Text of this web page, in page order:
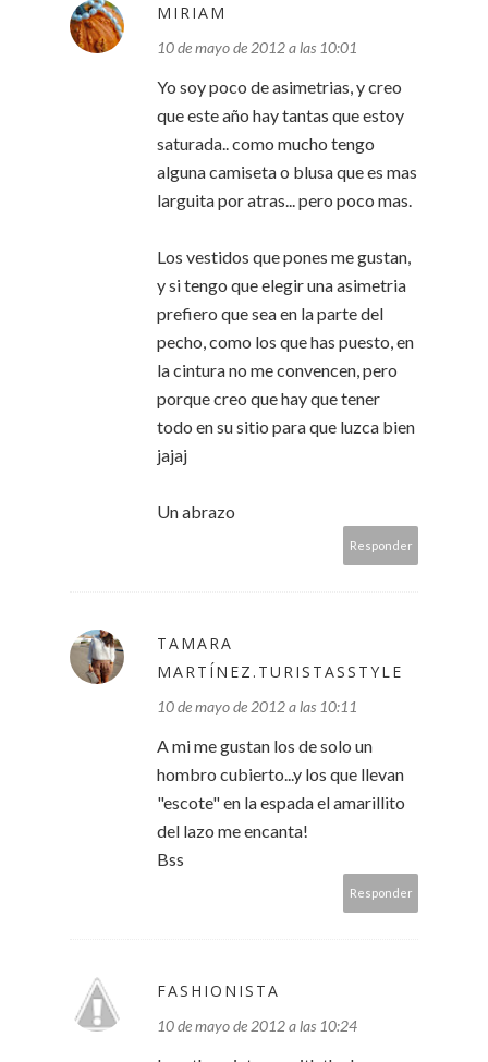
MIRIAM
10 de mayo de 2012 a las 10:01
Yo soy poco de asimetrias, y creo
que este año hay tantas que estoy
saturada.. como mucho tengo
alguna camiseta o blusa que es mas
larguita por atras... pero poco mas.
Los vestidos que pones me gustan,
y si tengo que elegir una asimetria
prefiero que sea en la parte del
pecho, como los que has puesto, en
la cintura no me convencen, pero
porque creo que hay que tener
todo en su sitio para que luzca bien
jajaj
Un abrazo
Responder
TAMARA
MARTÍNEZ.TURISTASSTYLE
10 de mayo de 2012 a las 10:11
A mi me gustan los de solo un
hombro cubierto...y los que llevan
"escote" en la espada el amarillito
del lazo me encanta!
Bss
Responder
FASHIONISTA
10 de mayo de 2012 a las 10:24